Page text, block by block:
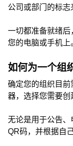
公司或部门的标志
一切都准备就绪后
您的电脑或手机上
如何为一个组
确定您的组织目
器，选择您需要创
无论是用于公告
QR码，并根据自